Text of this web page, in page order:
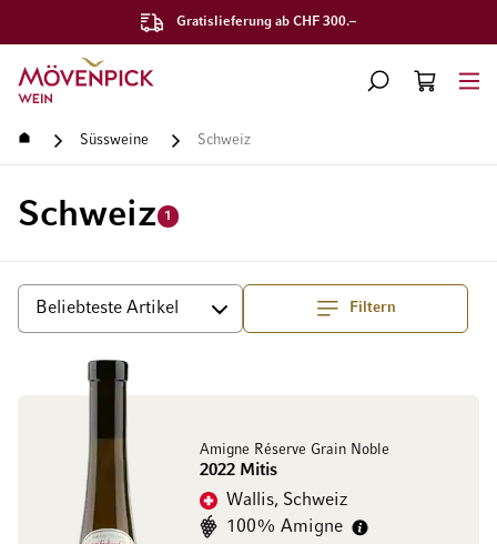
Gratislieferung ab CHF 300.–
Zur Startseite
SUCHE
WARENKORB
Startseite Süssweine Schweiz
Schweiz 1
Filtern
Sortieren Top
Amigne Réserve Grain Noble
2022 Mitis
Wallis, Schweiz
100% Amigne